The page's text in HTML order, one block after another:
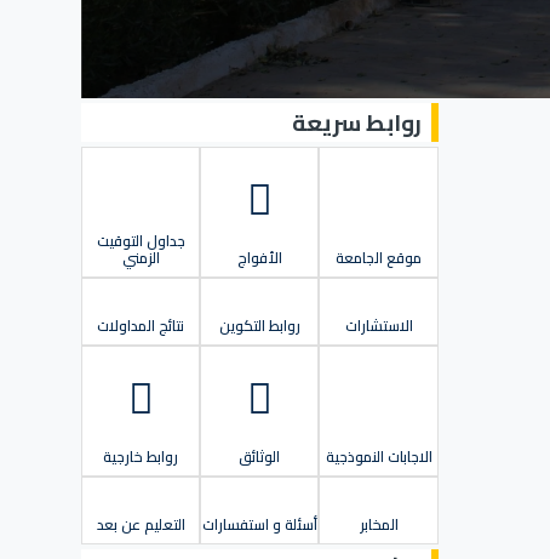
روابط سريعة
موقع الجامعة الأفواج
جداول التوقيت
الزمني
الاستشارات روابط التكوين نتائج المداولات
الاجابات النموذجية الوثائق روابط خارجية
المخابر أسئلة و استفسارات التعليم عن بعد